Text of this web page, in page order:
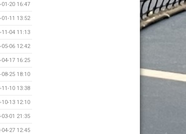
01-20 16:47
01-11 13:52
11-04 11:13
05-06 12:42
04-17 16:25
08-25 18:10
11-10 13:38
10-13 12:10
03-01 21:35
04-27 12:45